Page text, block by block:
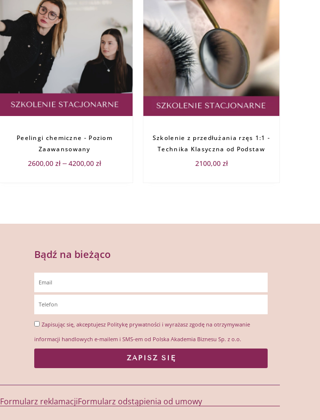
Peelingi chemiczne - Poziom
Zaawansowany
2600,00 zł – 4200,00 zł
od
Szkolenie z przedłużania rzęs 1:1 -
Technika Klasyczna od Podstaw
2100,00 zł
Bądź na bieżąco
Zapisując się, akceptujesz Politykę prywatności i wyrażasz zgodę na otrzymywanie
informacji handlowych e-mailem i SMS-em od Polska Akademia Biznesu Sp. z o.o.
ZAPISZ SIĘ
Formularz reklamacjiFormularz odstąpienia od umowy